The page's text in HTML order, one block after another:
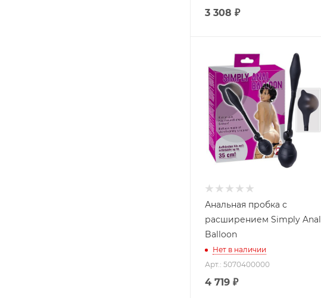
3 308 ₽
Анальная пробка с
расширением Simply Anal
Balloon
Нет в наличии
Арт.: 5070400000
4 719 ₽